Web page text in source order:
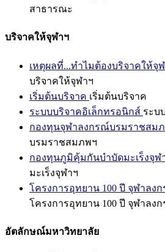
สาธารณะ
บริจาคให้จุฬาฯ
เหตุผลที่...ทำไมต้องบริจาคให้จุ
บริจาคให้จุฬาฯ
เริ่มต้นบริจาค เริ่มต้นบริจาค
ระบบบริจาคอิเล็กทรอนิกส์ ระบ
กองทุนจุฬาลงกรณ์บรมราชสม
บรมราชสมภพฯ
กองทุนภูมิคุ้มกันบำบัดมะเร็งจุฬ
มะเร็งจุฬาฯ
โครงการอุทยาน 100 ปี จุฬาลง
โครงการอุทยาน 100 ปี จุฬาลง
อัตลักษณ์มหาวิทยาลัย